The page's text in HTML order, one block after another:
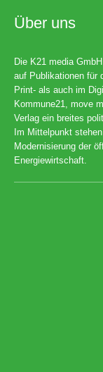
Über uns
Die K21 media
auf Publikationen für
Print- als auch im
Kommune21, move
Verlag ein breites
Im Mittelpunkt
Modernisierung der
Energiewirtschaft.